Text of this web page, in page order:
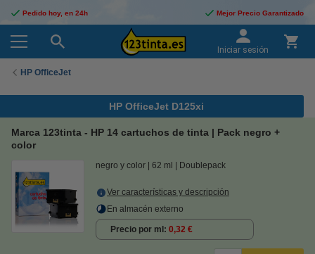
Pedido hoy, en 24h Mejor Precio Garantizado
Iniciar sesión
HP OfficeJet
HP OfficeJet D125xi
Marca 123tinta - HP 14 cartuchos de tinta | Pack negro +
color
negro y color 62 ml Doublepack
Ver características y descripción
En almacén externo
Precio por ml 0,32 €